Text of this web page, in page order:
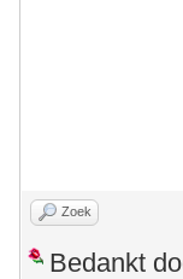
Zoek
Bedankt